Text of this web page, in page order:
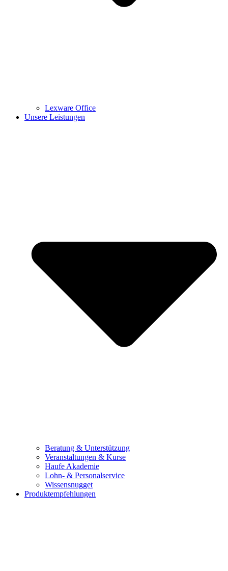
Lexware Office
Unsere Leistungen
Beratung & Unterstützung
Veranstaltungen & Kurse
Haufe Akademie
Lohn- & Personalservice
Wissensnugget
Produktempfehlungen